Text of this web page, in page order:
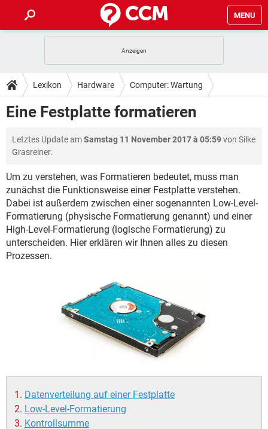
MENU
ANDROID IOS
WINDOWS 10 INSTAGRAM
FACEBOOK
TIPPS & TRICKS
SPIELE
ANDROID IOS
WINDOWS 10 INSTAGRAM
FACEBOOK HARDWARE
DOWNLOADS
ANDROID
WHATSAPP TIKTOK
FACEBOOK HARDWARE
FORUM
ANDROID IOS
WINDOWS 10 INSTAGRAM
WHATSAPP TIKTOK
FACEBOOK HARDWARE
SPIELE STREAMING
ANDROID IOS
WINDOWS 10 INSTAGRAM
Lexikon Hardware Computer: Wartung
Eine Festplatte formatieren
Letztes Update amSamstag 11 November 2017 à 05:59von Silke
Grasreiner.
Um zu verstehen, was Formatieren bedeutet, muss man
zunächst die Funktionsweise einer Festplatte verstehen.
Dabei ist außerdem zwischen einer sogenannten Low-Level-
Formatierung (physische Formatierung genannt) und einer
High-Level-Formatierung (logische Formatierung) zu
unterscheiden. Hier erklären wir Ihnen alles zu diesen
Prozessen.
Datenverteilung auf einer Festplatte
Low-Level-Formatierung
Kontrollsumme